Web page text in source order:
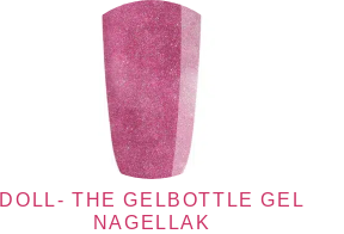
DOLL- THE GELBOTTLE GEL
NAGELLAK